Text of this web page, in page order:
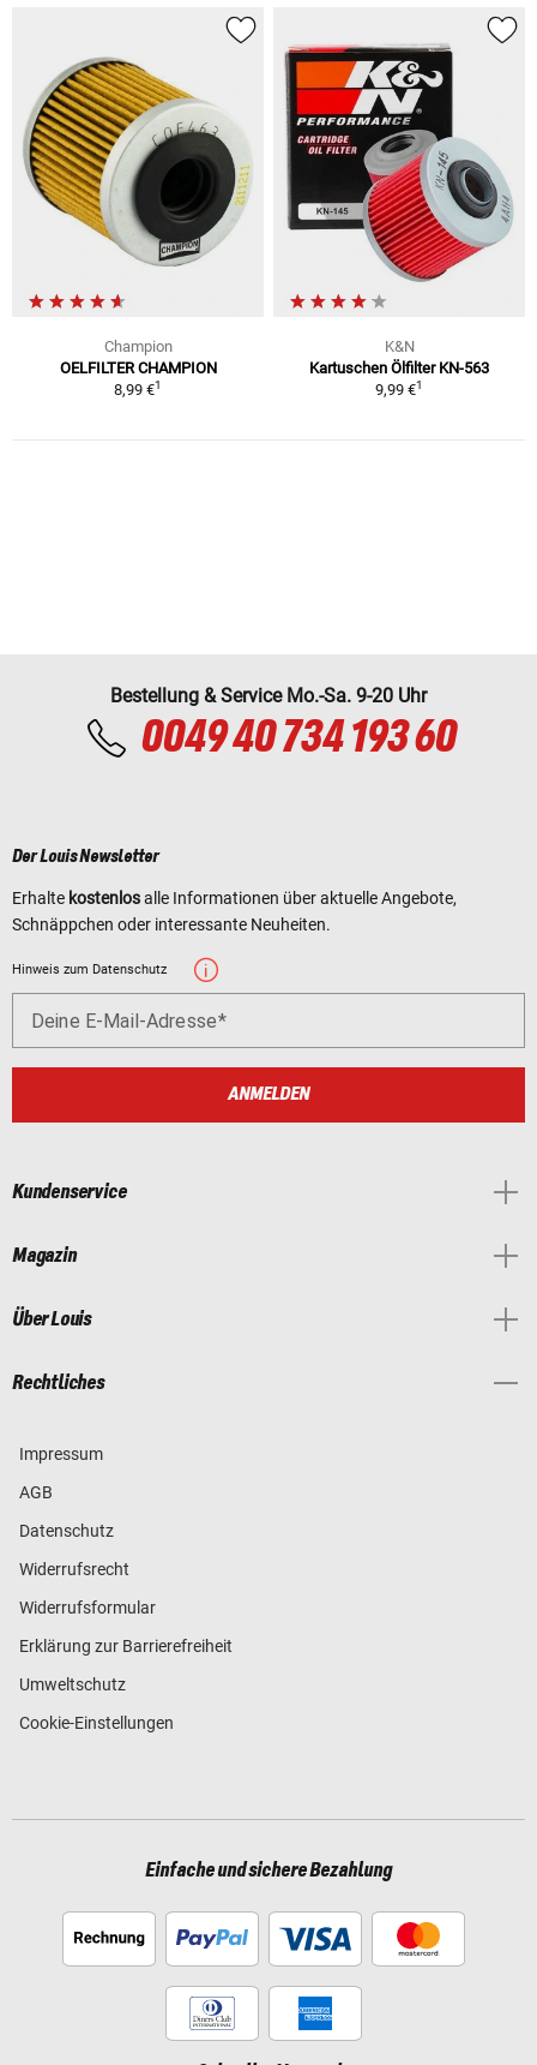
Champion
OELFILTER CHAMPION
8,99 €1
K&N
Kartuschen Ölfilter KN-563
9,99 €1
Bestellung & Service Mo.-Sa. 9-20 Uhr
0049 40 734 193 60
Der Louis Newsletter
Erhalte kostenlosalle Informationen über aktuelle Angebote,
Schnäppchen oder interessante Neuheiten.
Hinweis zum Datenschutz
Deine E-Mail-Adresse
ANMELDEN
Kundenservice
Magazin
Über Louis
Rechtliches
Impressum
AGB
Datenschutz
Widerrufsrecht
Widerrufsformular
Erklärung zur Barrierefreiheit
Umweltschutz
Cookie-Einstellungen
Einfache und sichere Bezahlung